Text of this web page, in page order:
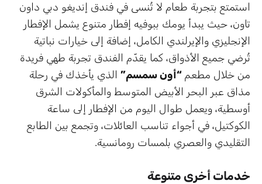
استمتع بتجربة طعام لا تُنسى في فندق إنديغو دبي داون
تاون، حيث يبدأ يومك ببوفيه إفطار متنوع يشمل الإفطار
الإنجليزي والإيرلندي الكامل، إضافة إلى خيارات نباتية
تُرضي جميع الأذواق، كما يقدّم الفندق تجربة طهي فريدة
من خلال مطعم “أون سمسم” الذي يأخذك في رحلة
مذاق عبر البحر الأبيض المتوسط والمأكولات الشرق
أوسطية، ويعمل طوال اليوم من الإفطار إلى ساعة
الكوكتيل، في أجواء تناسب العائلات، وتجمع بين الطابع
التقليدي والعصري بلمسات رومانسية.
خدمات أخرى متنوعة